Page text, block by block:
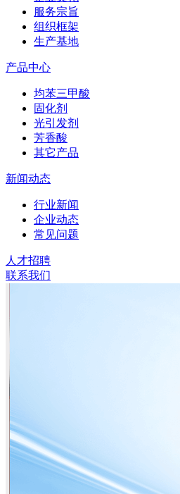
服务宗旨
组织框架
生产基地
产品中心
均苯三甲酸
固化剂
光引发剂
芳香酸
其它产品
新闻动态
行业新闻
企业动态
常见问题
人才招聘
联系我们